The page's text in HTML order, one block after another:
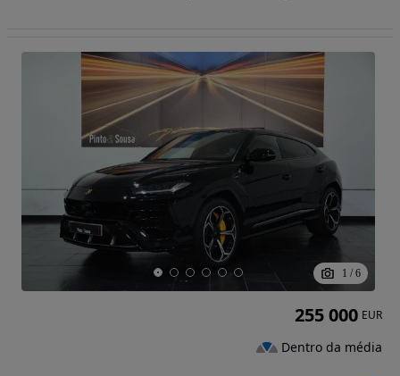
1 / 6
255 000 EUR
Dentro da média